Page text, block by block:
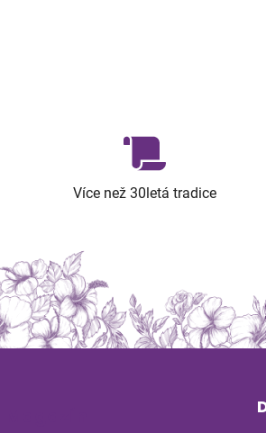
Více než 30letá tradice